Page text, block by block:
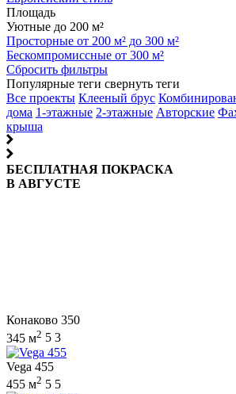
Площадь
Уютные до 200 м²
Просторные от 200 м² до 300 м²
Бескомпромиссные от 300 м²
Сбросить фильтры
Популярные теги свернуть теги
Все проекты Клееный брус
дома 1-этажные 2-этажные Авторские
крыша
БЕСПЛАТНАЯ ПОКРАСКА
В АВГУСТЕ
Конаково 350
345 м2 5 3
Vega 455
455 м2 5 5